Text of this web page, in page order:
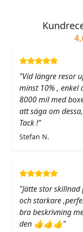
"Vid längre resor
minst 10% , enkel
8000 mil med
att säga om
Tack !"
Stefan N.
"Jätte stor
och starkare
bra beskrivning
den 👍👍👍"